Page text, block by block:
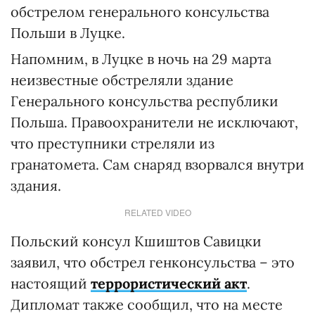
обстрелом генерального консульства
Польши в Луцке.
Напомним, в Луцке в ночь на 29 марта
неизвестные обстреляли здание
Генерального консульства республики
Польша. Правоохранители не исключают,
что преступники стреляли из
гранатомета. Сам снаряд взорвался внутри
здания.
RELATED VIDEO
Польский консул Кшиштов Савицки
заявил, что обстрел генконсульства – это
настоящий террористический акт.
Дипломат также сообщил, что на месте